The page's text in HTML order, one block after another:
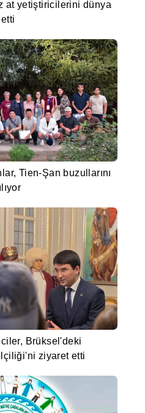
at yetiştiricilerini dünya
Tien-Şan buzullarını
Brüksel'deki
ziyaret etti